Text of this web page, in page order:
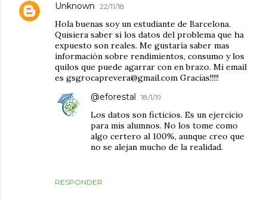
Unknown 22/11/18
Hola buenas soy un estudiante de Barcelona.
Quisiera saber si los datos del problema que ha
expuesto son reales. Me gustaría saber mas
información sobre rendimientos, consumo y los
quilos que puede agarrar con en brazo. Mi email
es gsgrocaprevera@gmail.com Gracias!!!!!
RESPONDER
@eforestal 18/1/19
Los datos son ficticios. Es un ejercicio
para mis alumnos. No los tome como
algo certero al 100%, aunque creo que
no se alejan mucho de la realidad.